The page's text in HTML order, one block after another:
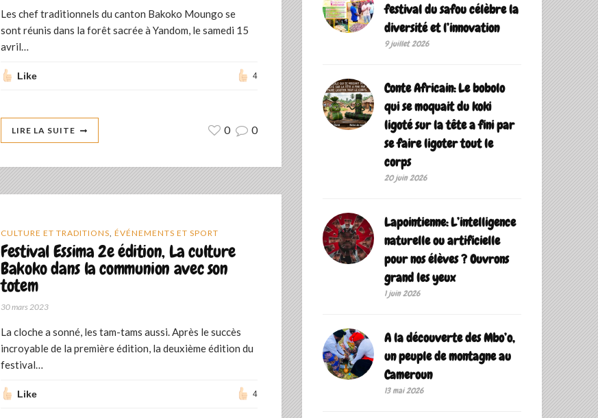
Les chef traditionnels du canton Bakoko Moungo se
sont réunis dans la forêt sacrée à Yandom, le samedi 15
avril…
Like 4
LIRE LA SUITE 0 0
CULTURE ET TRADITIONS, ÉVÉNEMENTS ET SPORT
Festival Essima 2e édition, La culture
Bakoko dans la communion avec son
totem
30 mars 2023
La cloche a sonné, les tam-tams aussi. Après le succès
incroyable de la première édition, la deuxième édition du
festival…
Like 4
festival du safou célèbre la
diversité et l’innovation
9 juillet 2026
Conte Africain: Le bobolo
qui se moquait du koki
ligoté sur la tête a fini par
se faire ligoter tout le
corps
20 juin 2026
Lapointienne: L’intelligence
naturelle ou artificielle
pour nos élèves ? Ouvrons
grand les yeux
1 juin 2026
A la découverte des Mbo’o,
un peuple de montagne au
Cameroun
13 mai 2026